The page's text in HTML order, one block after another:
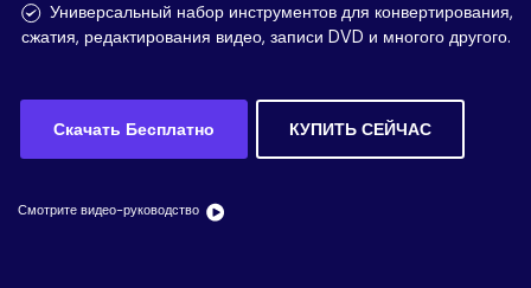
Пользователи Социальных Сетей
Фотография
ВидеоурокиПосмотрите видеоурок и узнайте, как использовать
Поддержка
UniConverter.
устройств и графических процессоров.
search
Универсальный набор инструментов для конвертирования,
сжатия, редактирования видео, записи DVD и многого другого.
Скачать Бесплатно КУПИТЬ СЕЙЧАС
Смотрите видео-руководство